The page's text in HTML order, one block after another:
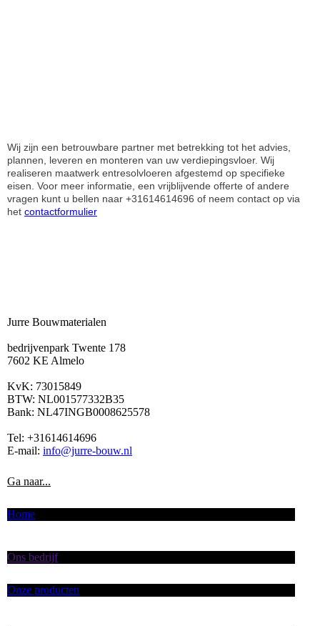
Wij zijn een betrouwbare partner met betrekking tot het advies,
plannen, leveren en monteren van uw verdiepingsvloer. Wij
realiseren maatwerk entresolvloeren afgestemd op specifieke
eisen. Voor meer informatie, een vrijblijvende offerte of andere
vragen kunt u bellen naar +31614614696 of neem contact op via
het contactformulier
Jurre Bouwmaterialen
bedrijvenpark Twente 178
7602 KE Almelo
KvK: 73015849
BTW: NL001577332B35
Bank: NL47INGB0008625578
Tel: +31614614696
E-mail: info@jurre-bouw.nl
Ga naar...
Home
Ons bedrijf
Onze producten